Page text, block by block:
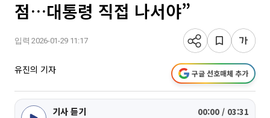
점…대통령 직접 나서야”
입력 2026-01-29 11:17
유진의 기자 구글 선호매체 추가
기사 듣기 00:00 / 03:31